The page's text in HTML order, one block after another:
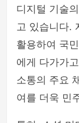
디지털 기술
고 있습니다.
활용하여 국
에게 다가가
소통의 주요
여를 더욱 민